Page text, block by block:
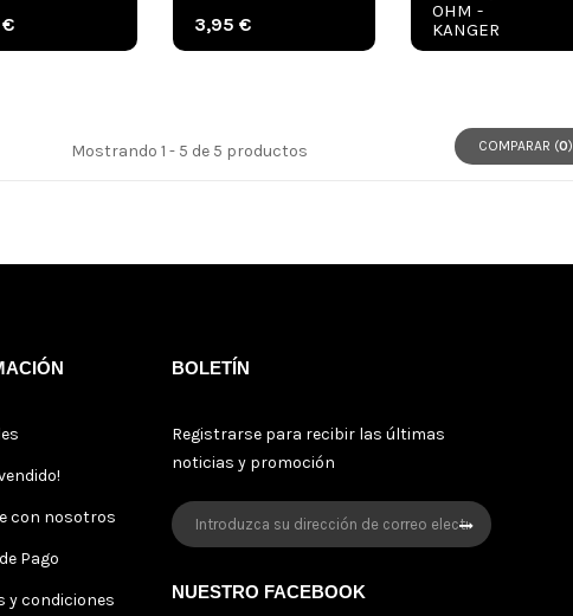
3,95 €
OHM -
KANGER
Mostrando 1 - 5 de 5 productos COMPARAR (0)
con nosotros
Pago
y condiciones
BOLETÍN
Registrarse para recibir las últimas
noticias y promoción
NUESTRO FACEBOOK